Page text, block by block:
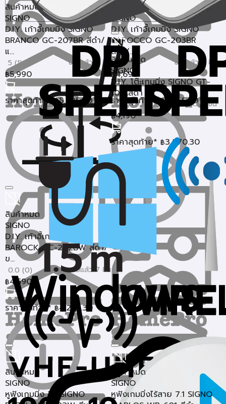
สินค้าหมด
SIGNO
D.I.Y. เก้าอี้เกมมิ่ง SIGNO
BRANCO GC-207BR สีดำ/
แ...
5 (1) ขายแล้ว 2 ชิ้น
฿5,990
ราคาสุดท้าย* ฿5,325.30
สินค้าหมด
SIGNO
D.I.Y. เก้าอี้เกมมิ่ง SIGNO
BAROCCO GC-203BR
สีดำ/...
5 (1) ขายแล้ว 2 ชิ้น
฿ 4,690
ราคาสุดท้าย* ฿ 4,355.30
สินค้าหมด
SIGNO
D.I.Y. เก้าอี้เกมมิ่ง SIGNO
BAROCK GC-202BW สีดำ/
ข...
0.0 (0) ขายแล้ว 7 ชิ้น
฿4,590
ราคาสุดท้าย* ฿4,258.30
สินค้าหมด
SIGNO
D.I.Y. โต๊ะเกมมิ่ง SIGNO GT-
100 สีดำ
5 (3) ขายแล้ว 4 ชิ้น
฿4,190
ราคาสุดท้าย* ฿3,870.30
สินค้าหมด
SIGNO
หูฟังเกมมิ่ง 7.1 SIGNO
สินค้าหมด
SIGNO
หูฟังเกมมิ่งไร้สาย 7.1 SIGNO